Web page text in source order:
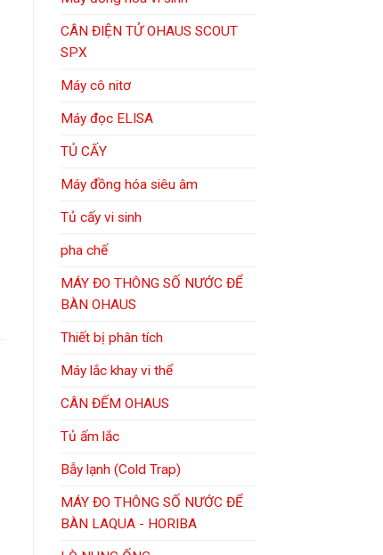
CÂN ĐIỆN TỬ OHAUS SCOUT
SPX
Máy cô nitơ
Máy đọc ELISA
TỦ CẤY
Máy đồng hóa siêu âm
Tủ cấy vi sinh
pha chế
MÁY ĐO THÔNG SỐ NƯỚC ĐỂ
BÀN OHAUS
Thiết bị phân tích
Máy lắc khay vi thể
CÂN ĐẾM OHAUS
Tủ ấm lắc
Bẫy lạnh (Cold Trap)
MÁY ĐO THÔNG SỐ NƯỚC ĐỂ
BÀN LAQUA - HORIBA